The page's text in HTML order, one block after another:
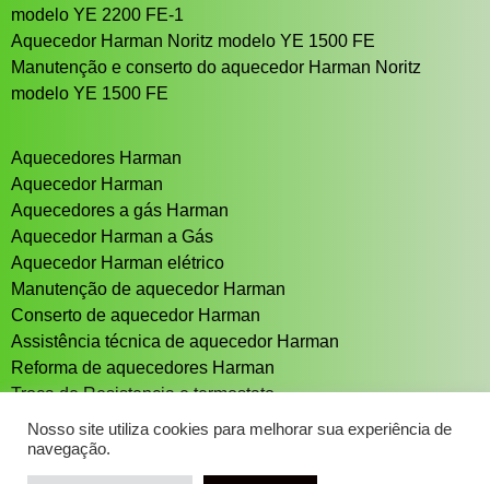
modelo YE 2200 FE-1
Aquecedor Harman Noritz modelo YE 1500 FE
Manutenção e conserto do aquecedor Harman Noritz
modelo YE 1500 FE
Aquecedores Harman
Aquecedor Harman
Aquecedores a gás Harman
Aquecedor Harman a Gás
Aquecedor Harman elétrico
Manutenção de aquecedor Harman
Conserto de aquecedor Harman
Assistência técnica de aquecedor Harman
Reforma de aquecedores Harman
Troca de Resistencia e termostato
Aquecedor solar Sistema de aquecimento solar
Nosso site utiliza cookies para melhorar sua experiência de
navegação.